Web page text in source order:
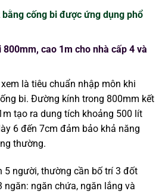
cống bi được ứng dụng phổ
800mm, cao 1m cho nhà cấp 4 và
là tiêu chuẩn nhập môn khi
bi. Đường kính trong 800mm kết
tạo ra dung tích khoảng 500 lít
6 đến 7cm đảm bảo khả năng
thường.
5 người, thường cần bố trí 3 đốt
ngăn: ngăn chứa, ngăn lắng và